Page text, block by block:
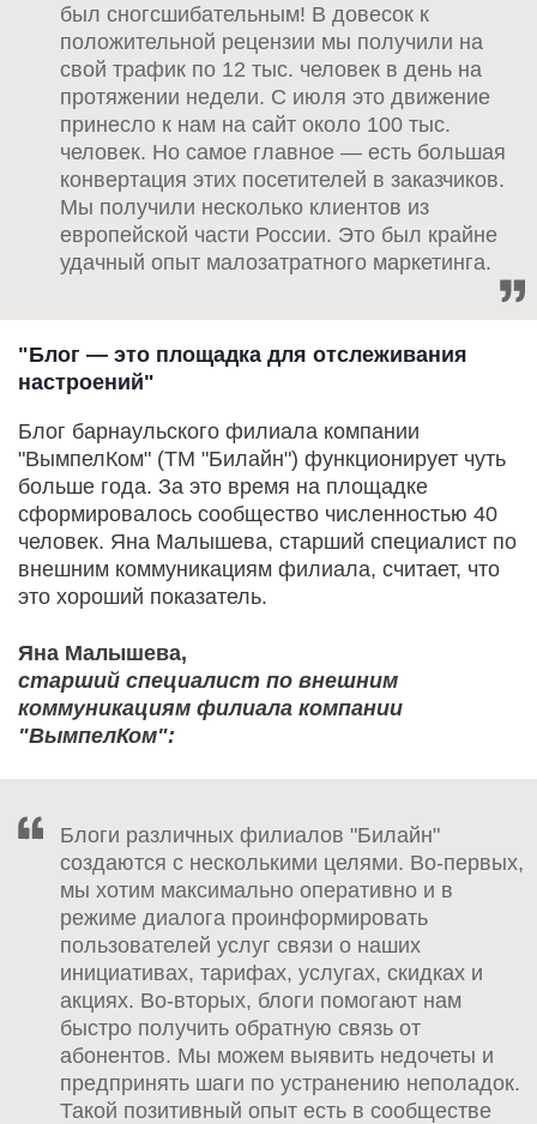
был сногсшибательным! В довесок к
положительной рецензии мы получили на
свой трафик по 12 тыс. человек в день на
протяжении недели. С июля это движение
принесло к нам на сайт около 100 тыс.
человек. Но самое главное — есть большая
конвертация этих посетителей в заказчиков.
Мы получили несколько клиентов из
европейской части России. Это был крайне
удачный опыт малозатратного маркетинга.
"Блог — это площадка для отслеживания
настроений"
Блог барнаульского филиала компании
"ВымпелКом" (ТМ "Билайн") функционирует чуть
больше года. За это время на площадке
сформировалось сообщество численностью 40
человек. Яна Малышева, старший специалист по
внешним коммуникациям филиала, считает, что
это хороший показатель.
Яна Малышева,
старший специалист по внешним
коммуникациям филиала компании
"ВымпелКом":
Блоги различных филиалов "Билайн"
создаются с несколькими целями. Во-первых,
мы хотим максимально оперативно и в
режиме диалога проинформировать
пользователей услуг связи о наших
инициативах, тарифах, услугах, скидках и
акциях. Во-вторых, блоги помогают нам
быстро получить обратную связь от
абонентов. Мы можем выявить недочеты и
предпринять шаги по устранению неполадок.
Такой позитивный опыт есть в сообществе